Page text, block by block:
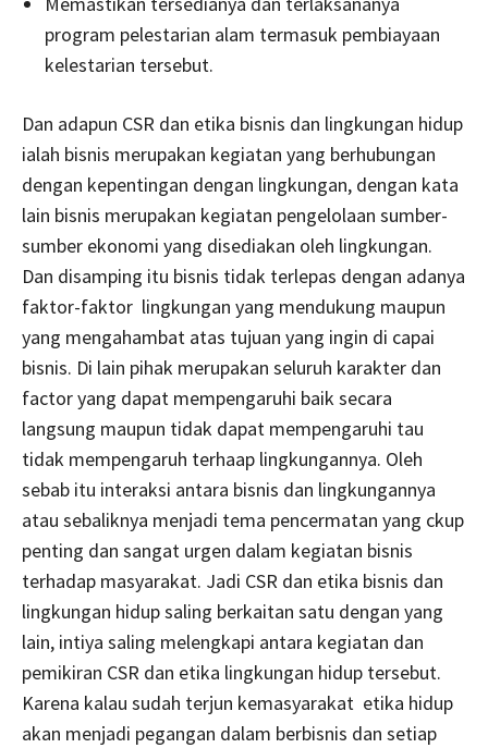
program pelestarian alam termasuk pembiayaan
kelestarian tersebut.
Dan adapun CSR dan etika bisnis dan lingkungan hidup
ialah bisnis merupakan kegiatan yang berhubungan
dengan kepentingan dengan lingkungan, dengan kata
lain bisnis merupakan kegiatan pengelolaan sumber-
sumber ekonomi yang disediakan oleh lingkungan.
Dan disamping itu bisnis tidak terlepas dengan adanya
faktor-faktor lingkungan yang mendukung maupun
yang mengahambat atas tujuan yang ingin di capai
bisnis. Di lain pihak merupakan seluruh karakter dan
factor yang dapat mempengaruhi baik secara
langsung maupun tidak dapat mempengaruhi tau
tidak mempengaruh terhaap lingkungannya. Oleh
sebab itu interaksi antara bisnis dan lingkungannya
atau sebaliknya menjadi tema pencermatan yang ckup
penting dan sangat urgen dalam kegiatan bisnis
terhadap masyarakat. Jadi CSR dan etika bisnis dan
lingkungan hidup saling berkaitan satu dengan yang
lain, intiya saling melengkapi antara kegiatan dan
pemikiran CSR dan etika lingkungan hidup tersebut.
Karena kalau sudah terjun kemasyarakat etika hidup
akan menjadi pegangan dalam berbisnis dan setiap